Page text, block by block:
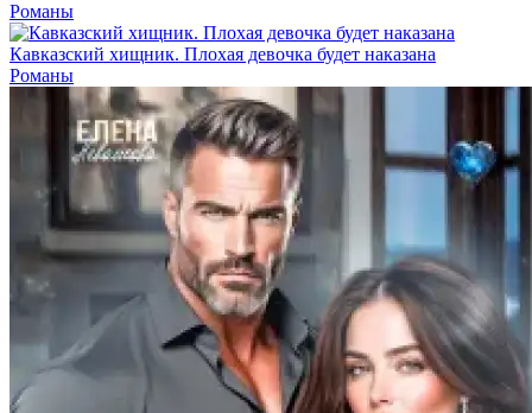
Романы
Кавказский хищник. Плохая девочка будет наказана
Романы